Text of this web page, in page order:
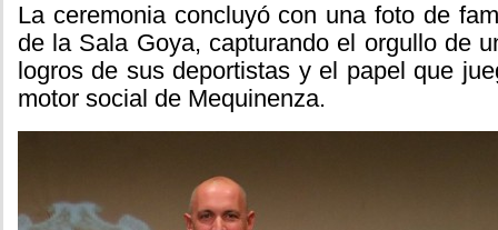
La ceremonia concluyó con una foto de
de la Sala Goya, capturando el orgullo de
logros de sus deportistas y el papel que
motor social de Mequinenza.